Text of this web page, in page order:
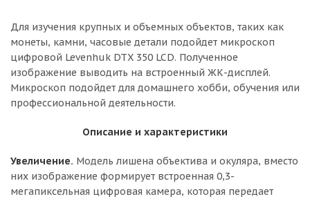
Для изучения крупных и объемных объектов, таких как
монеты, камни, часовые детали подойдет микроскоп
цифровой Levenhuk DTX 350 LCD. Полученное
изображение выводить на встроенный ЖК-дисплей.
Микроскоп подойдет для домашнего хобби, обучения или
профессиональной деятельности.
Описание и характеристики
Увеличение. Модель лишена объектива и окуляра, вместо
них изображение формирует встроенная 0,3-
мегапиксельная цифровая камера, которая передает